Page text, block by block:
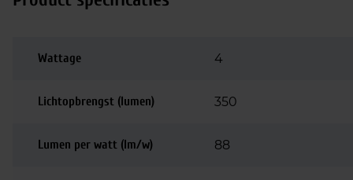
Wattage 4
Lichtopbrengst (lumen) 350
Lumen per watt (lm/w) 88